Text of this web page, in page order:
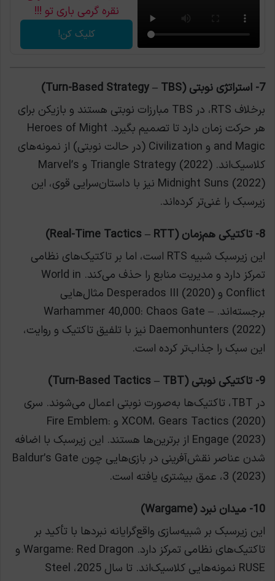
نقره گرمی باری تو !!!
کلیک کن!
7- استراتژی نوبتی (Turn-Based Strategy – TBS)
برخلاف RTS، در TBS مبارزات نوبتی هستند و بازیکن برای
هر حرکت زمان دارد تا تصمیم بگیرد. Heroes of Might
and Magic و Civilization (در حالت نوبتی) از نمونه‌های
کلاسیک‌اند. Triangle Strategy (2022) و Marvel’s
Midnight Suns (2022) نیز با داستان‌سرایی قوی، این
زیرسبک را غنی‌تر کرده‌اند.
8- تاکتیکی هم‌زمان (Real-Time Tactics – RTT)
این زیرسبک شبیه RTS است، اما بر تاکتیک‌های نظامی
تمرکز دارد و مدیریت منابع را حذف می‌کند. World in
Conflict و Desperados III (2020) مثال‌هایی
برجسته‌اند. Warhammer 40,000: Chaos Gate –
Daemonhunters (2022) نیز با تلفیق تاکتیک و روایت،
این سبک را جذاب‌تر کرده است.
9- تاکتیکی نوبتی (Turn-Based Tactics – TBT)
در TBT، تاکتیک‌ها به‌صورت نوبتی اعمال می‌شوند. سری
XCOM، Gears Tactics (2020) و Fire Emblem:
Engage (2023) از برترین‌ها هستند. این زیرسبک با اضافه
شدن عناصر نقش‌آفرینی در بازی‌هایی چون Baldur’s Gate
3 (2023)، عمق بیشتری یافته است.
10- میدان نبرد (Wargame)
این زیرسبک بر شبیه‌سازی واقع‌گرایانه نبردها با تأکید بر
تاکتیک‌های نظامی تمرکز دارد. Wargame: Red Dragon و
RUSE نمونه‌هایی کلاسیک‌اند. تا سال 2025، Steel